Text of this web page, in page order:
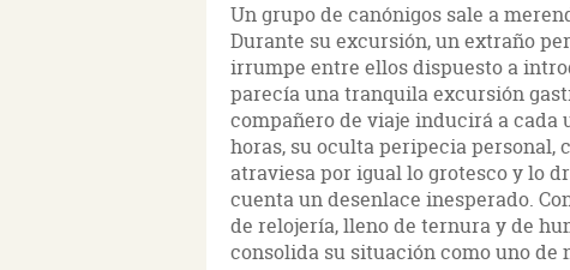
Un grupo de canónigos sale a
Durante su excursión, un extraño
irrumpe entre ellos dispuesto a
parecía una tranquila excursión
compañero de viaje inducirá a cada
horas, su oculta peripecia personal,
atraviesa por igual lo grotesco y lo
cuenta un desenlace inesperado.
de relojería, lleno de ternura y de
consolida su situación como uno